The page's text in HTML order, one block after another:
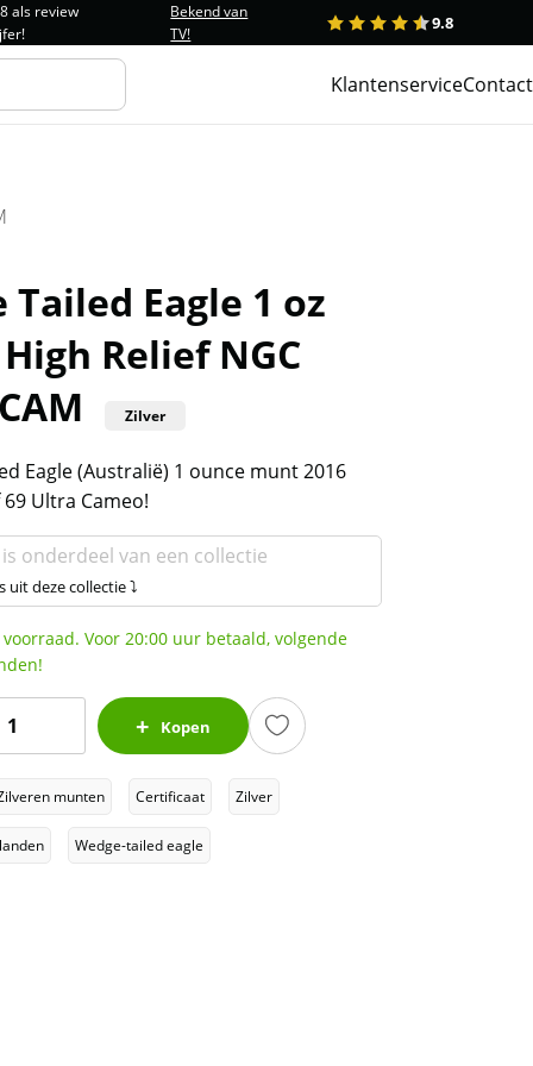
als review
Bekend van
TV!
1 2 3 4 5 9.8
KlantenserviceContact
Tailed Eagle 1 oz
Relief NGC
Zilver
Eagle (Australië) 1 ounce munt 2016
Ultra Cameo!
onderdeel van een collectie
uit deze collectie ⤵
Voor 20:00 uur betaald, volgende
Kopen
munten Certificaat Zilver
Wedge-tailed eagle